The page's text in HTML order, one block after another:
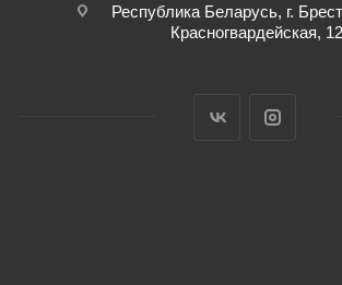
Республика Беларусь, г.
Красногвардейская,